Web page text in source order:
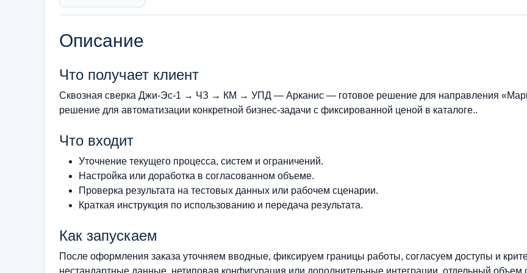
Описание
Что получает клиент
Сквозная сверка Джи-Эс-1 → ЧЗ → КМ → УПД — Арканис — готовое решение для направления
решение для автоматизации конкретной бизнес-задачи с фиксированной ценой в каталоге..
Что входит
Уточнение текущего процесса, систем и ограничений.
Настройка или доработка в согласованном объеме.
Проверка результата на тестовых данных или рабочем сценарии.
Краткая инструкция по использованию и передача результата.
Как запускаем
После оформления заказа уточняем вводные, фиксируем границы работы, согласуем доступы и
нестандартные данные, нетиповая конфигурация или дополнительные интеграции, отдельный объем